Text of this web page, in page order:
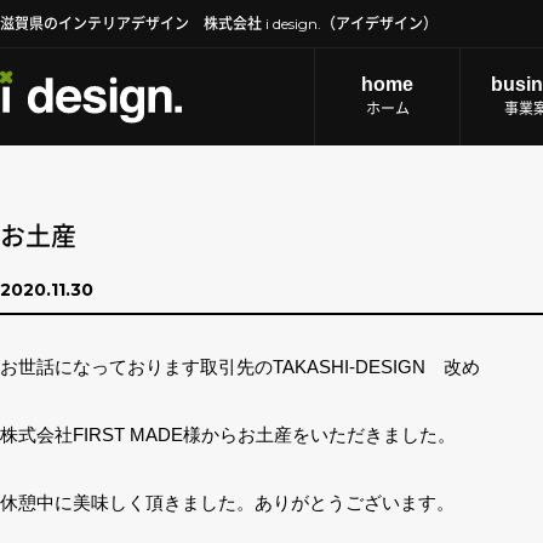
滋賀県のインテリアデザイン 株式会社 i design.（アイデザイン）
home
ホーム 事業
お土産
2020.11.30
お世話になっております取引先のTAKASHI-DESIGN 改め
株式会社FIRST MADE様からお土産をいただきました。
休憩中に美味しく頂きました。ありがとうございます。